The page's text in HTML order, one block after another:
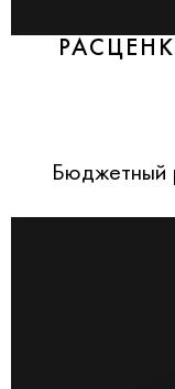
Бюджетный